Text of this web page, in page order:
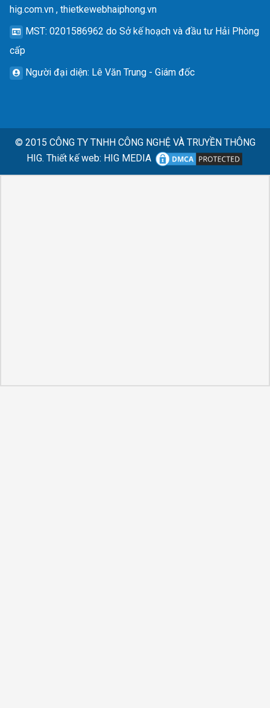
hig.com.vn , thietkewebhaiphong.vn
MST: 0201586962 do Sở kế hoạch và đầu tư Hải Phòng
cấp
Người đại diện: Lê Văn Trung - Giám đốc
© 2015 CÔNG TY TNHH CÔNG NGHỆ VÀ TRUYỀN THÔNG
HIG. Thiết kế web: HIG MEDIA